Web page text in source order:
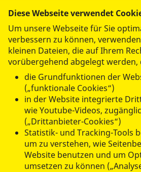
Benefits
Mehr lesen
1(aktuell)
2 3
… 62
Diese Webseite verwendet
Um unsere Webseite für Sie
verbessern zu können,
kleinen Dateien, die auf Ihrem
vorübergehend abgelegt werden,
die Grundfunktionen der
(„funktionale Cookies“)
in der Website integrierte
wie Youtube-Videos,
(„Drittanbieter-Cookies“)
Statistik- und Tracking-Tools
um zu verstehen, wie
Website benutzen und um
umsetzen zu können